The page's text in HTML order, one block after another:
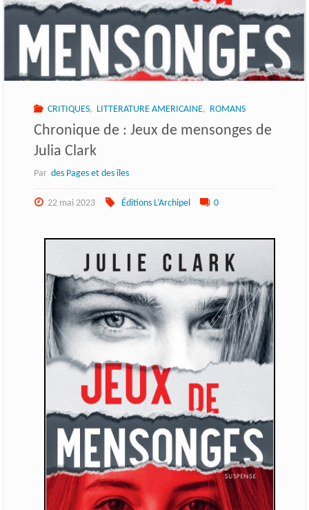
CRITIQUES, LITTERATURE AMERICAINE, ROMANS
Chronique de : Jeux de mensonges de
Julia Clark
Par des Pages et des îles
22 mai 2023 Éditions L’Archipel 0